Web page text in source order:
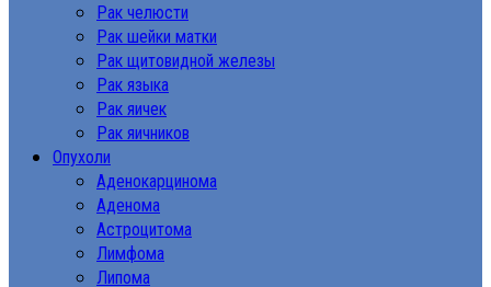
Рак челюсти
Рак шейки матки
Рак щитовидной железы
Рак языка
Рак яичек
Рак яичников
Опухоли
Аденокарцинома
Аденома
Астроцитома
Лимфома
Липома